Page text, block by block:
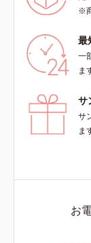
※
最
一
ま
サ
サ
ま
お